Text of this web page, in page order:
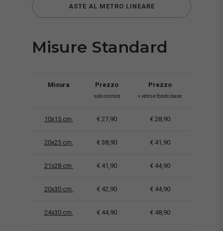
ASTE AL METRO LINEARE
Misure Standard
Misura Prezzo
solo cornice
Prezzo
+ vetro e fondo base
10x15 cm. € 27,90 € 28,90
20x25 cm. € 38,90 € 41,90
21x28 cm. € 41,90 € 44,90
20x30 cm. € 42,90 € 44,90
24x30 cm. € 44,90 € 48,90